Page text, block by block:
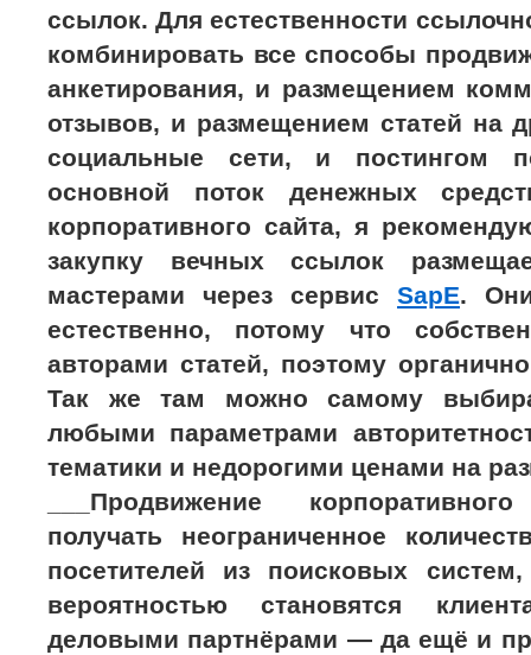
ссылок. Для естественности
комбинировать все способы
анкетирования, и размещением
отзывов, и размещением статей на
социальные сети, и постингом
основной поток денежных
корпоративного сайта, я
закупку вечных ссылок
мастерами через сервис SapE.
естественно, потому что
авторами статей, поэтому
Так же там можно самому
любыми параметрами
тематики и недорогими ценами на
___Продвижение
получать неограниченное
посетителей из поисковых
вероятностью становятся
деловыми партнёрами — да ещё и